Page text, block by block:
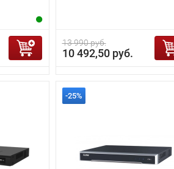
13 990 руб.
10 492,50 руб.
-25%